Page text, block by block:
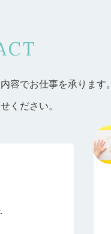
容でお仕事を承ります。
ください。